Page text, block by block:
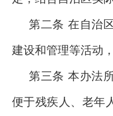
第二条 在自治
建设和管理等活动
第三条 本办法
便于残疾人、老年